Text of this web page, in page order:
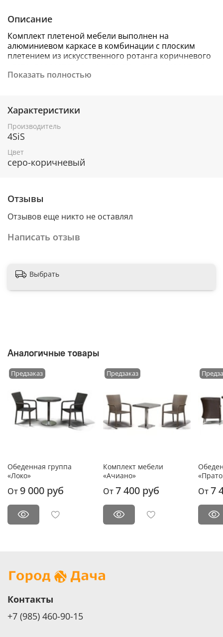
Описание
Комплект плетеной мебели выполнен на
алюминиевом каркасе в комбинации с плоским
плетением из искусственного ротанга коричневого
разработано дизайнерской группой
- размеры стола: диаметр 70 см., высота 75
см., стеклянная столешница, толщина стекла 5 мм.
- размеры стула: 56х58х79 см., стул с
подлокотниками.
Показать полностью
Характеристики
Производитель
4SiS
Цвет
серо-коричневый
Отзывы
Отзывов еще никто не оставлял
Написать отзыв
Выбрать
Аналогичные товары
Предзаказ
Обеденная группа
«Локо»
От 9 000 руб
Предзаказ
Комплект мебели
«Ачиано»
От 7 400 руб От7
Контакты
+7 (985) 460-90-15